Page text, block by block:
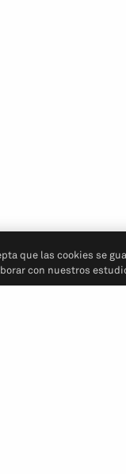
que las cookies se
con nuestros